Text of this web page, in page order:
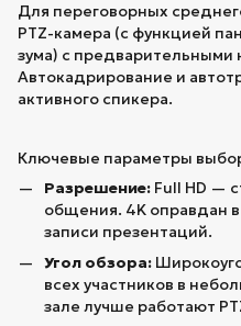
Для переговорных
PTZ-камера (с функцией
зума) с предварительными
Автокадрирование и
активного спикера.
Ключевые параметры
Разрешение: Full HD —
общения. 4K оправдан
записи презентаций.
Угол обзора:
всех участников в
зале лучше работают